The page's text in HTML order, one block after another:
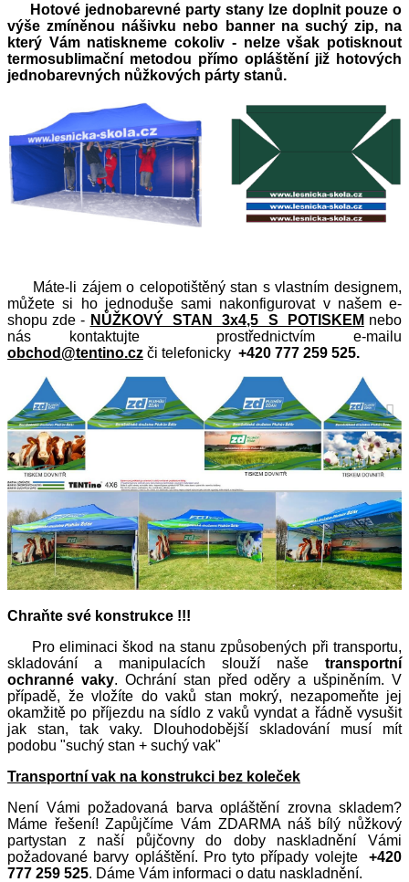
Hotové jednobarevné party stany lze doplnit pouze o
výše zmíněnou nášivku nebo banner na suchý zip, na
který Vám natiskneme cokoliv - nelze však potisknout
termosublimační metodou přímo opláštění již hotových
jednobarevných nůžkových párty stanů.
Máte-li zájem o celopotištěný stan s vlastním designem,
můžete si ho jednoduše sami nakonfigurovat v našem e-
shopu zde - NŮŽKOVÝ STAN 3x4,5 S POTISKEM nebo
nás
kontaktujte prostřednictvím e-mailu
obchod@tentino.cz či telefonicky +420 777 259 525.
Chraňte své konstrukce !!!
Pro eliminaci škod na stanu způsobených při transportu,
skladování a manipulacích slouží naše transportní
ochranné vaky. Ochrání stan před oděry a ušpiněním. V
případě, že vložíte do vaků stan mokrý, nezapomeňte jej
okamžitě po příjezdu na sídlo z vaků vyndat a řádně vysušit
jak stan, tak vaky. Dlouhodobější skladování musí mít
podobu "suchý stan + suchý vak"
Transportní vak na konstrukci bez koleček
Není Vámi požadovaná barva opláštění zrovna skladem?
Máme řešení! Zapůjčíme Vám ZDARMA náš bílý nůžkový
partystan z naší půjčovny do doby naskladnění Vámi
požadované barvy opláštění. Pro tyto případy volejte +420
777 259 525. Dáme Vám informaci o datu naskladnění.